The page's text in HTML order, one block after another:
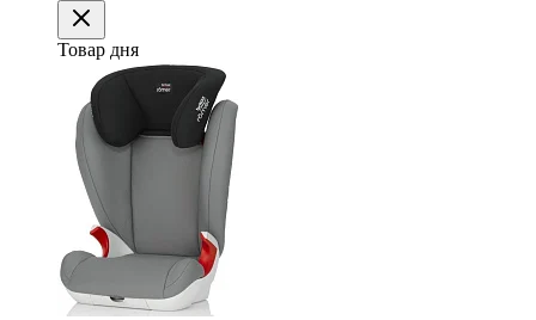
Товар дня